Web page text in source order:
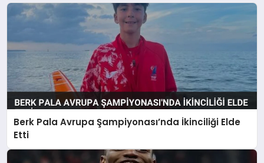
Berk Pala Avrupa Şampiyonası’nda İkinciliği Elde
Etti